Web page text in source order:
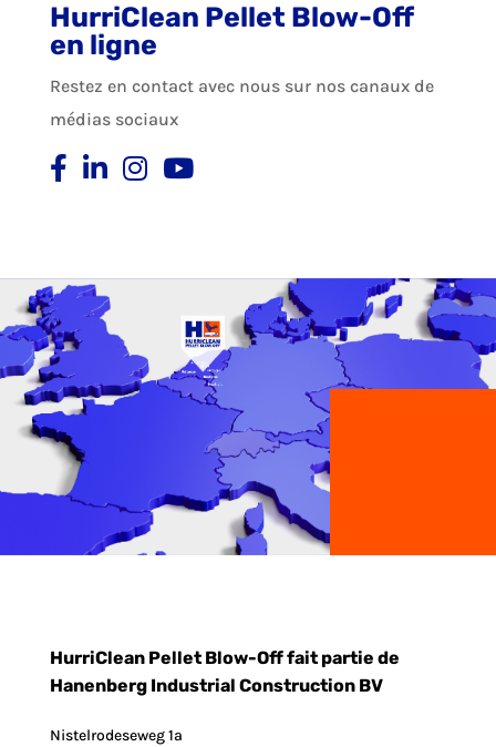
HurriClean Pellet Blow-Off
en ligne
Restez en contact avec nous sur nos canaux de
médias sociaux
HurriClean Pellet Blow-Off fait partie de
Hanenberg Industrial Construction BV
Nistelrodeseweg 1a